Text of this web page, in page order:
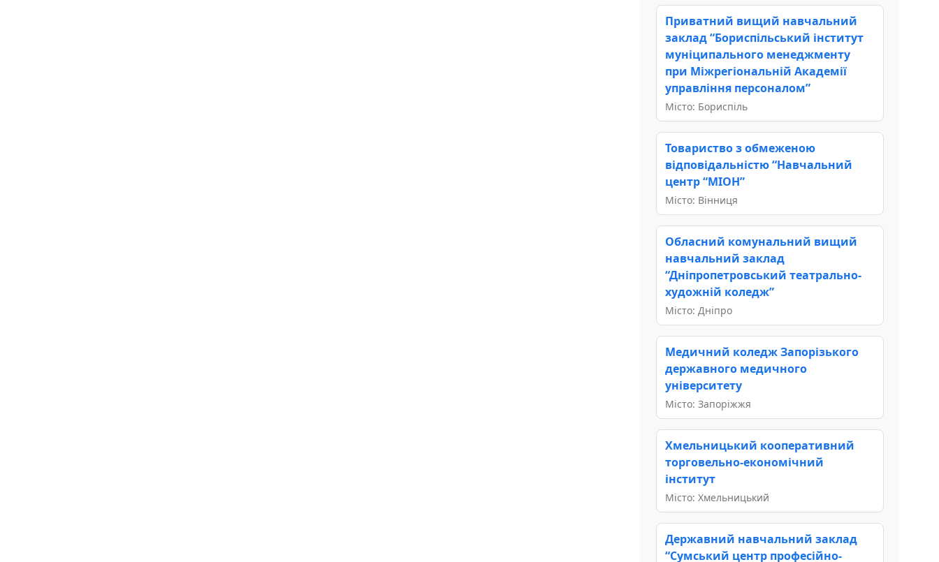
Приватний вищий навчальний
заклад “Бориспільський інститут
муніципального менеджменту
при Міжрегіональній Академії
управління персоналом”
Місто: Бориспіль
Товариство з обмеженою
відповідальністю “Навчальний
центр “МІОН”
Місто: Вінниця
Обласний комунальний вищий
навчальний заклад
“Дніпропетровський театрально-
художній коледж”
Місто: Дніпро
Медичний коледж Запорізького
державного медичного
університету
Місто: Запоріжжя
Хмельницький кооперативний
торговельно-економічний
інститут
Місто: Хмельницький
Державний навчальний заклад
“Сумський центр професійно-